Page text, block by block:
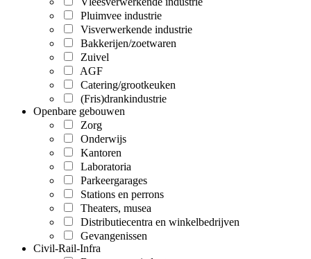
Pluimvee industrie
Visverwerkende industrie
Bakkerijen/zoetwaren
Zuivel
AGF
Catering/grootkeuken
(Fris)drankindustrie
Openbare gebouwen
Zorg
Onderwijs
Kantoren
Laboratoria
Parkeergarages
Stations en perrons
Theaters, musea
Distributiecentra en winkelbedrijven
Gevangenissen
Civil-Rail-Infra